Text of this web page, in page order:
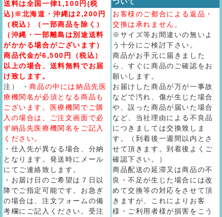
送料は全国一律1,100円(税
込)※北海道・沖縄は2,200円
（税込）（一部商品を除く）
（沖縄・一部離島は別途送料
がかかる場合がございます）
商品代金が6,500円（税込）
以上の場合、送料無料でお届
け致します。
注） ・商品の中には納品先医
療機関名が必須となる商品も
ございます。医療機関でご購
入の場合は、ご注文画面で必
ず納品先医療機関名をご記入
ください。
・仕入先が異なる場合、分納
となります。発送時にメール
にてご連絡致します。
・お届け日のご希望は７日以
降でご指定可能です。お急ぎ
の場合は、注文フォームの備
考欄にご記入ください。受注
お客様のご都合による返品・
交換は承れません。
※サイズ等お間違いの無いよ
う十分にご検討下さい。
商品がお手元に届きました
ら、すぐに商品のご確認をお
願いします。
お届けした商品が万が一事故
などで汚れ、傷が生じた場合
や、誤った商品が届いた場合
など、当社理由による不良品
につきましては交換致しま
す。（到着後一週間以内とさ
せて頂きます。到着後よくご
確認下さい。）
商品配送の延滞又は商品の不
良・不足が生じた場合には改
めて交換等の対応をさせて頂
きますが、これによりお客
様・ご利用者様が損害をこう